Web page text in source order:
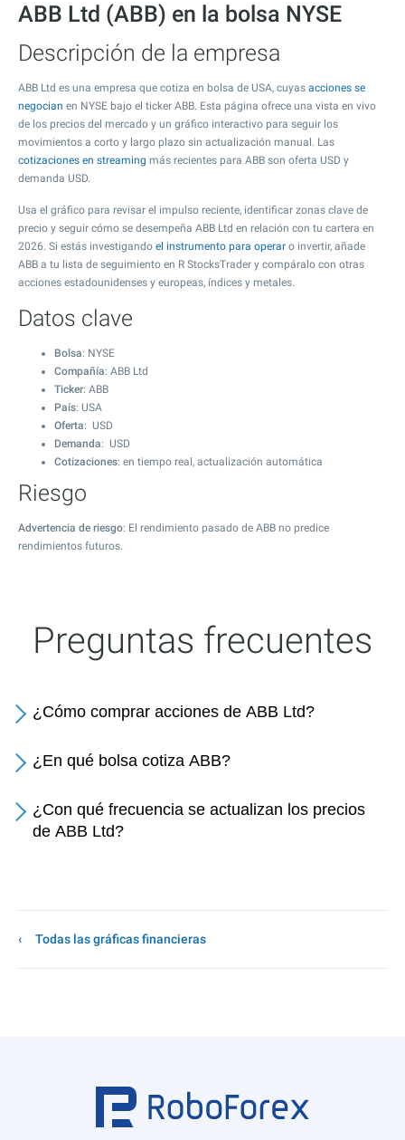
ABB Ltd (ABB) en la bolsa NYSE
Descripción de la empresa
ABB Ltd es una empresa que cotiza en bolsa de USA, cuyas acciones se
negocian en NYSE bajo el ticker ABB. Esta página ofrece una vista en vivo
de los precios del mercado y un gráfico interactivo para seguir los
movimientos a corto y largo plazo sin actualización manual. Las
cotizaciones en streaming más recientes para ABB son oferta USD y
demanda USD.
Usa el gráfico para revisar el impulso reciente, identificar zonas clave de
precio y seguir cómo se desempeña ABB Ltd en relación con tu cartera en
2026. Si estás investigando el instrumento para operar o invertir, añade
ABB a tu lista de seguimiento en R StocksTrader y compáralo con otras
acciones estadounidenses y europeas, índices y metales.
Datos clave
Bolsa: NYSE
Compañía: ABB Ltd
Ticker: ABB
País: USA
Oferta: USD
Demanda: USD
Cotizaciones: en tiempo real, actualización automática
Riesgo
Advertencia de riesgo: El rendimiento pasado de ABB no predice
rendimientos futuros.
Preguntas frecuentes
¿Cómo comprar acciones de ABB Ltd?
¿En qué bolsa cotiza ABB?
¿Con qué frecuencia se actualizan los precios
de ABB Ltd?
Todas las gráficas financieras